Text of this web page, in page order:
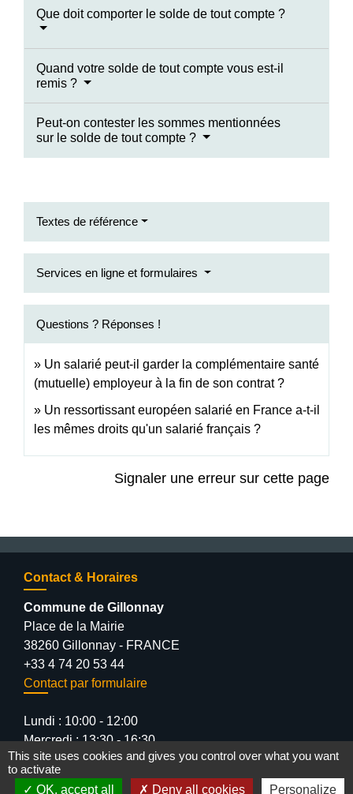
Que doit comporter le solde de tout compte ?
Quand votre solde de tout compte vous est-il
remis ?
Peut-on contester les sommes mentionnées
sur le solde de tout compte ?
Textes de référence
Services en ligne et formulaires
Questions ? Réponses !
Un salarié peut-il garder la complémentaire santé
(mutuelle) employeur à la fin de son contrat ?
Un ressortissant européen salarié en France a-t-il
les mêmes droits qu'un salarié français ?
Signaler une erreur sur cette page
Contact & Horaires
Commune de Gillonnay
Place de la Mairie
38260 Gillonnay - FRANCE
+33 4 74 20 53 44
Contact par formulaire
Lundi : 10:00 - 12:00
Mercredi : 13:30 - 16:30
Vendredi : 10:00 - 12:00 / 15:00 - 18:00
This site uses cookies and gives you control over what you want
to activate
OK, accept all
Deny all cookies Personalize